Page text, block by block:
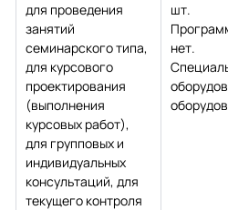
для проведения
занятий
семинарского типа,
для курсового
проектирования
(выполнения
курсовых работ),
для групповых и
индивидуальных
консультаций, для
текущего контроля
шт.
нет.